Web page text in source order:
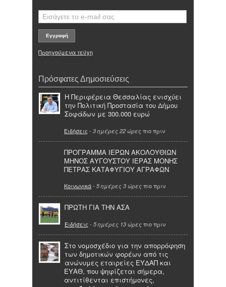
Προηγούμενα τεύχη
Πρόσφατες Δημοσιεύσεις
Η Περιφέρεια Θεσσαλίας ενισχύει
την Πολιτική Προστασία του Δήμου
Σοφάδων με 300.000 ευρώ
Ειδήσεις - 3 ημέρες 22 ώρες πιο πριν
ΠΡΟΓΡΑΜΜΑ ΙΕΡΩΝ ΑΚΟΛΟΥΘΙΩΝ
ΜΗΝΟΣ ΑΥΓΟΥΣΤΟΥ ΙΕΡΑΣ ΜΟΝΗΣ
ΠΕΤΡΑΣ ΚΑΤΑΦΥΓΙΟΥ ΑΓΡΑΦΩΝ
Κοινωνικά- 5 ημέρες 3 ώρες πιο πριν
ΠΡΩΤΗ ΓΙΑ ΤΗΝ ΑΣΑ
Ειδήσεις - 5 ημέρες 13 ώρες πιο πριν
Στο νομοσχέδιο για την απορρόφηση
των δημοτικών φορέων από τις
ανώνυμες εταιρείες ΕΥΔΑΠ και
ΕΥΑΘ, που ψηφίζεται σήμερα,
αντιτίθενται επιστήμονες,